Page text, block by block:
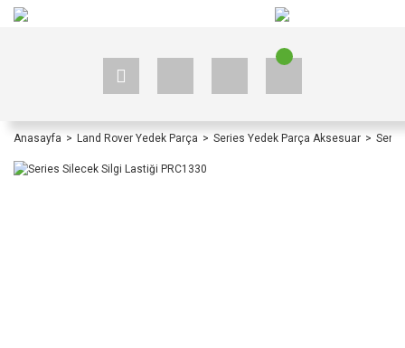
Anasayfa Land Rover Yedek Parça Series Yedek Parça Aksesuar